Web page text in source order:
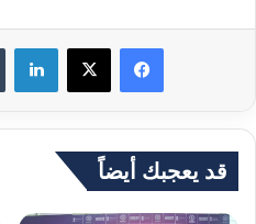
قد يعجبك أيضاً